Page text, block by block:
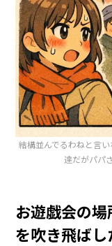
結構並んでるわねと言
達だがパパ
お遊戯会の
を吹き飛ば